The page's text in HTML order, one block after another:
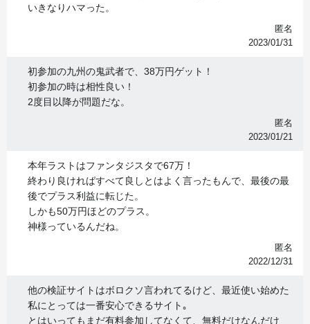
いきなりハマった。
匿名
2023/01/31
初参加の九州の鬼武者で、38万円ゲット！
初参加の時は相性良い！
2度目以降が問題だな。
匿名
2023/01/21
本年ラストはファンタジスタで67万！
終わり良ければすべて良しとはよく言ったもんで、最後の最
後でプラス利益に転じた。
しかも50万円ほどのプラス。
神様っているんだね。
匿名
2022/12/31
他の検証サイトはボロクソ言われてるけど、最近使い始めた
私にとっては一番安心できるサイト｡
とはいってもまだ有料参加してなくて、無料だけなんだけ